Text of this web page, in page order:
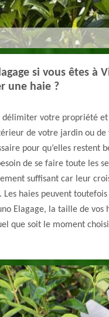
si vous êtes à
une haie ?
délimiter votre propriété
de votre jardin ou de
pour qu’elles restent
de se faire toute les
suffisant car leur
Les haies peuvent
Elagage, la taille de vos
que soit le moment